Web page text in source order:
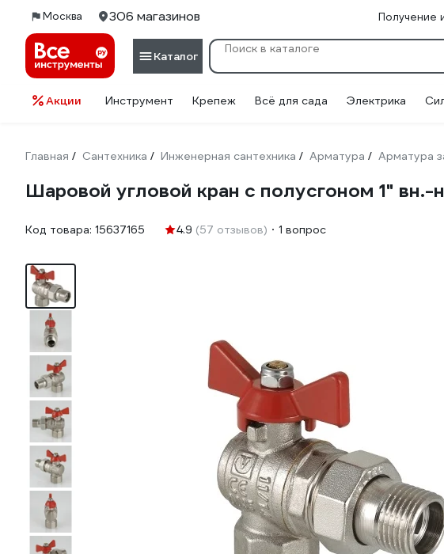
Москва 306 магазинов Получение
Каталог
Акции Инструмент Крепеж Всё для сада Электрика
Главная / Сантехника / Инженерная сантехника / Арматура / Арматура
Шаровой угловой кран с полусгоном 1" вн.-
Код товара: 15637165 4.9 (57 отзывов) 1 вопрос